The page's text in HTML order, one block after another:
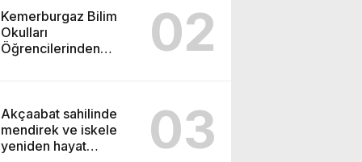
Kemerburgaz Bilim
Okulları
Öğrencilerinden
02
Akçaabat sahilinde
mendirek ve iskele
yeniden hayat
03